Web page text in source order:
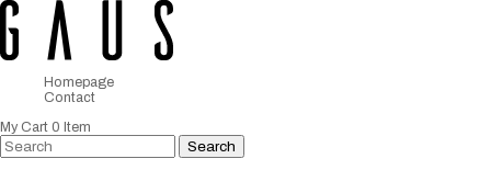
Homepage
Contact
My Cart 0 Item